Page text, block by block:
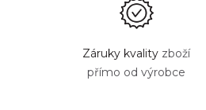
Záruky kvality zboží
přímo od výrobce